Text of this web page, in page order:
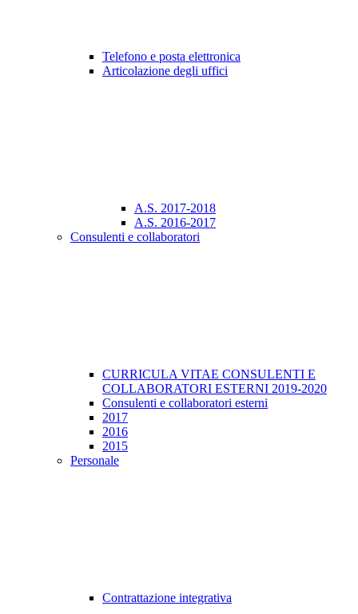
Telefono e posta elettronica
Articolazione degli uffici
A.S. 2017-2018
A.S. 2016-2017
Consulenti e collaboratori
CURRICULA VITAE CONSULENTI E
COLLABORATORI ESTERNI 2019-2020
Consulenti e collaboratori esterni
2017
2016
2015
Personale
Contrattazione integrativa